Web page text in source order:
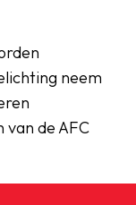
neem
van de AFC